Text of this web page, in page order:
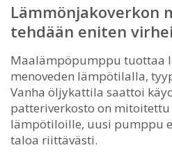
Lämmönjakoverkon
tehdään eniten
Maalämpöpumppu tuottaa
menoveden lämpötilalla,
Vanha öljykattila saattoi
patteriverkosto on
lämpötiloille, uusi pumppu
taloa riittävästi.